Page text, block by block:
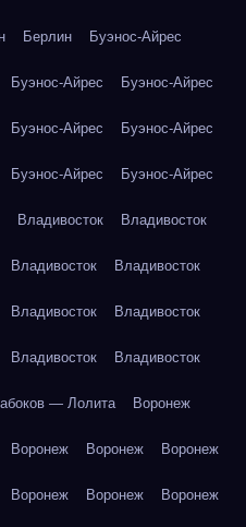
Берлин Буэнос-Айрес
Буэнос-Айрес Буэнос-Айрес
Буэнос-Айрес Буэнос-Айрес
Буэнос-Айрес Буэнос-Айрес
Владивосток Владивосток
Владивосток Владивосток
Владивосток Владивосток
Владивосток Владивосток
— Лолита Воронеж
Воронеж Воронеж Воронеж
Воронеж Воронеж Воронеж